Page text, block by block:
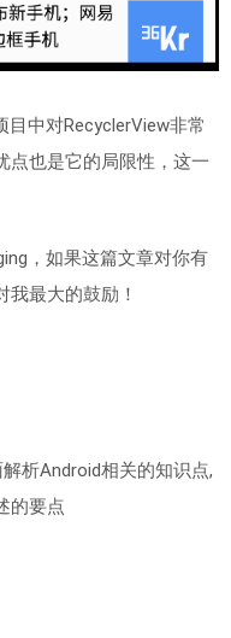
中对RecyclerView非常
点也是它的局限性，这一
，如果这篇文章对你有
最大的鼓励！
析Android相关的知识点,
的要点